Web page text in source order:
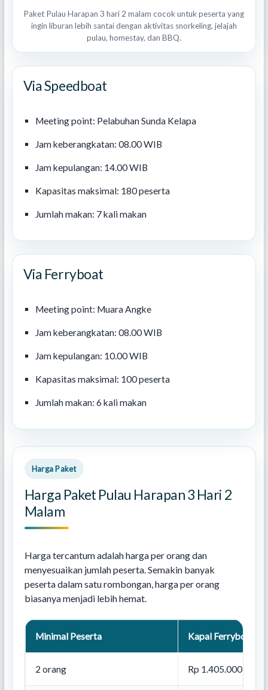
Paket Pulau Harapan 3 hari 2 malam cocok untuk peserta yang
ingin liburan lebih santai dengan aktivitas snorkeling, jelajah
pulau, homestay, dan BBQ.
Via Speedboat
Meeting point: Pelabuhan Sunda Kelapa
Jam keberangkatan: 08.00 WIB
Jam kepulangan: 14.00 WIB
Kapasitas maksimal: 180 peserta
Jumlah makan: 7 kali makan
Via Ferryboat
Meeting point: Muara Angke
Jam keberangkatan: 08.00 WIB
Jam kepulangan: 10.00 WIB
Kapasitas maksimal: 100 peserta
Jumlah makan: 6 kali makan
Harga Paket
Harga Paket Pulau Harapan 3 Hari 2
Malam
Harga tercantum adalah harga per orang dan
menyesuaikan jumlah peserta. Semakin banyak
peserta dalam satu rombongan, harga per orang
biasanya menjadi lebih hemat.
Minimal Peserta Kapal Ferryboat
2 orang Rp 1.405.000